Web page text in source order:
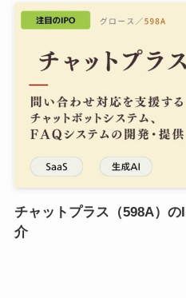
チャットプラス（598A）
介